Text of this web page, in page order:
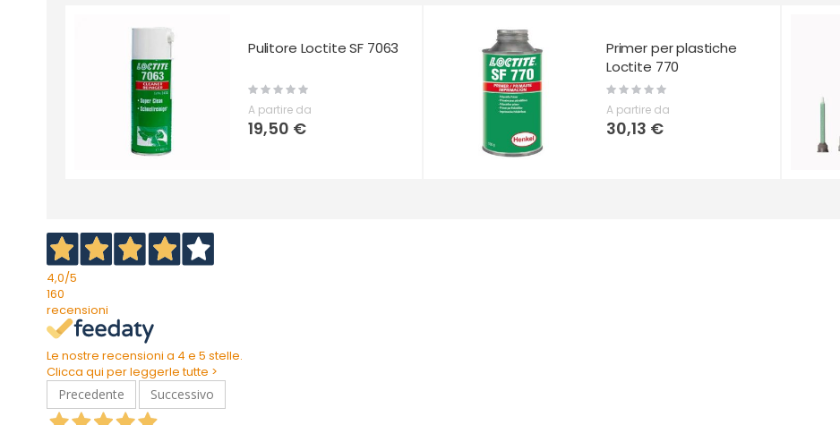
Pulitore Loctite SF 7063
Rating:
0%
A partire da
19,50 €
Primer per plastiche
Loctite 770
Rating:
0%
A partire da
30,13 €
4,0/5
160
recensioni
Le nostre recensioni a 4 e 5 stelle.
Clicca qui per leggerle tutte >
Precedente
Successivo